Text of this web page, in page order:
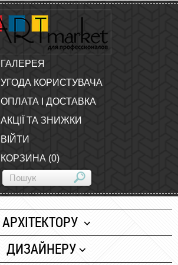
ГАЛЕРЕЯ
УГОДА КОРИСТУВАЧА
ОПЛАТА І ДОСТАВКА
АКЦІЇ ТА ЗНИЖКИ
ВІЙТИ
КОРЗИНА (0)
АРХІТЕКТОРУ
Папір
ДИЗАЙНЕРУ